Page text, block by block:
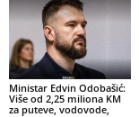
Ministar Edvin Odobašić:
Više od 2,25 miliona KM
za puteve, vodovode,